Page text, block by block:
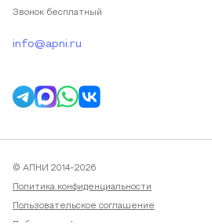
Звонок бесплатный
info@apni.ru
© АПНИ 2014-2026
Политика конфиденциальности
Пользовательское соглашение